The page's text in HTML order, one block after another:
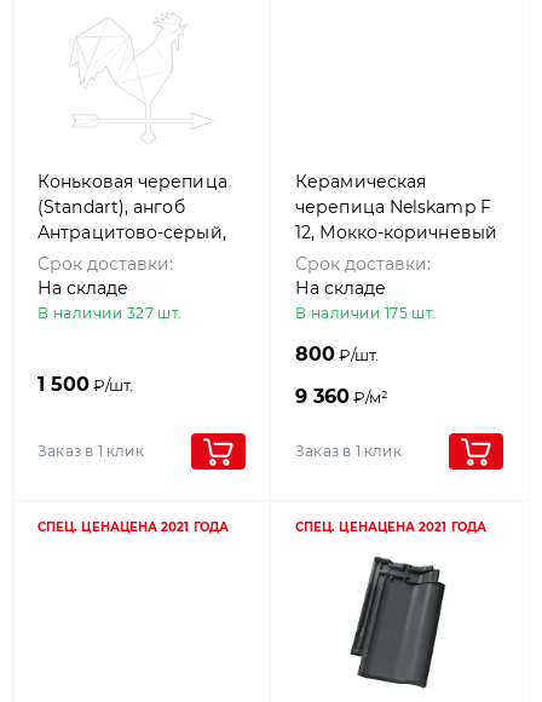
Коньковая черепица
(Standart), ангоб
Антрацитово-серый,
Nelskamp
Срок доставки:
На складе
В наличии 327 шт.
1 500₽/шт.
Заказ в 1 клик
Керамическая
черепица Nelskamp F
12, Мокко-коричневый
Срок доставки:
На складе
В наличии 175 шт.
800₽/шт.
9 360₽/м²
Заказ в 1 клик
СПЕЦ. ЦЕНАЦЕНА 2021 ГОДА СПЕЦ. ЦЕНАЦЕНА 2021 ГОДА